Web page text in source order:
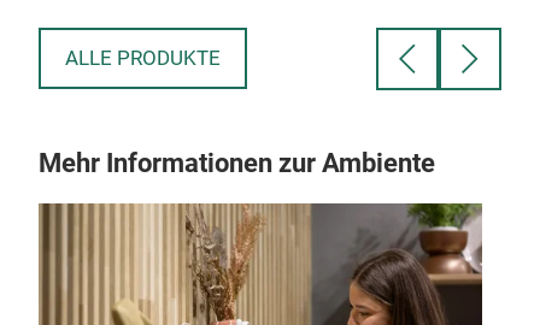
ALLE PRODUKTE
Mehr Informationen zur Ambiente